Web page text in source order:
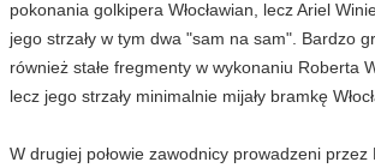
pokonania golkipera Włocławian, lecz Ariel
jego strzały w tym dwa "sam na sam". Bardzo
również stałe fregmenty w wykonaniu Roberta
lecz jego strzały minimalnie mijały bramkę
W drugiej połowie zawodnicy prowadzeni